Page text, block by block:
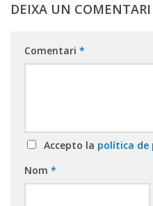
DEIXA UN COMENTARI
Comentari *
Accepto la política de
Nom *